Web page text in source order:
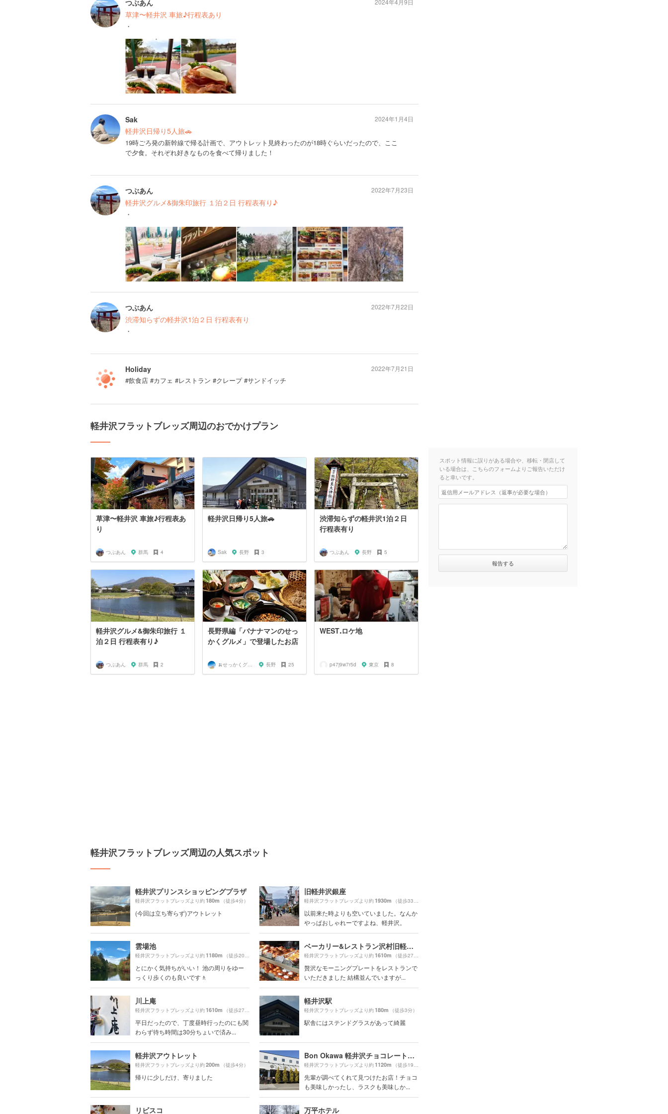
つぶあん
草津〜軽井沢 車旅♪行程表あり
・
2024年4月9日
Sak
軽井沢日帰り5人旅🚗
19時ごろ発の新幹線で帰る計画で、アウトレット見終わったのが18時ぐらいだったので、ここ
で夕食。それぞれ好きなものを食べて帰りました！
2024年1月4日
つぶあん
軽井沢グルメ&御朱印旅行 １泊２日 行程表有り♪
・
2022年7月23日
つぶあん
渋滞知らずの軽井沢1泊２日 行程表有り
・
2022年7月22日
Holiday
#飲食店 #カフェ #レストラン #クレープ #サンドイッチ
2022年7月21日
軽井沢フラットブレッズ周辺のおでかけプラン
草津〜軽井沢 車旅♪行程表あ
り
つぶあん 群馬 4
軽井沢日帰り5人旅🚗
Sak 長野 3
渋滞知らずの軽井沢1泊２日
行程表有り
つぶあん 長野 5
軽井沢グルメ&御朱印旅行 １
泊２日 行程表有り♪
つぶあん 群馬 2
長野県編「バナナマンのせっ
かくグルメ」で登場したお店
🍌せっかくグルメまにあ🍌 長野 25
WESTꓸロケ地
p47j9w7r5d 東京 8
軽井沢フラットブレッズ周辺の人気スポット
軽井沢プリンスショッピングプラザ
軽井沢フラットブレッズより約180m （徒歩4分）
(今回は立ち寄らず)アウトレット
旧軽井沢銀座
軽井沢フラットブレッズより約1930m （徒歩33分）
以前来た時よりも空いていました。なんか
やっぱおしゃれーですよね、軽井沢。
雲場池
軽井沢フラットブレッズより約1180m （徒歩20分）
とにかく気持ちがいい！ 池の周りをゆー
っくり歩くのも良いです🚶
ベーカリー&レストラン沢村旧軽井沢
軽井沢フラットブレッズより約1610m （徒歩27分）
贅沢なモーニングプレートをレストランで
いただきました 結構並んでいますが...
川上庵
軽井沢フラットブレッズより約1610m （徒歩27分）
平日だったので、丁度昼時行ったのにも関
わらず待ち時間は30分ちょいで済み...
軽井沢駅
軽井沢フラットブレッズより約180m （徒歩3分）
駅舎にはステンドグラスがあって綺麗
軽井沢アウトレット
軽井沢フラットブレッズより約200m （徒歩4分）
帰りに少しだけ、寄りました
Bon Okawa 軽井沢チョコレートファクトリー
軽井沢フラットブレッズより約1120m （徒歩19分）
先輩が調べてくれて見つけたお店！チョコ
も美味しかったし、ラスクも美味しか...
リビスコ 万平ホテル
スポット情報に誤りがある場合や、移転・閉店して
いる場合は、こちらのフォームよりご報告いただけ
ると幸いです。